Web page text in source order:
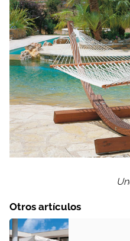
Otros artículos